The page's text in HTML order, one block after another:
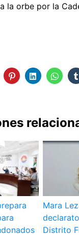
la orbe por la
Mara
Distrito